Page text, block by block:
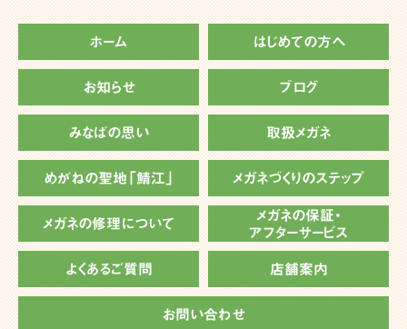
ホーム はじめての方へ
お知らせ ブログ
みなばの思い 取扱メガネ
めがねの聖地「鯖江」 メガネづくりのステップ
メガネの修理について
メガネの保証・
アフターサービス
よくあるご質問 店舗案内
お問い合わせ